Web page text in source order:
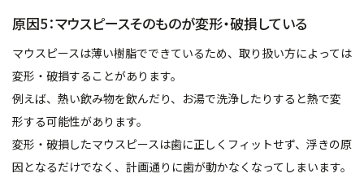
原因5：マウスピースそのものが変形・破損している
マウスピースは薄い樹脂でできているため、取り扱い方によっては
変形・破損することがあります。
例えば、熱い飲み物を飲んだり、お湯で洗浄したりすると熱で変
形する可能性があります。
変形・破損したマウスピースは歯に正しくフィットせず、浮きの原
因となるだけでなく、計画通りに歯が動かなくなってしまいます。